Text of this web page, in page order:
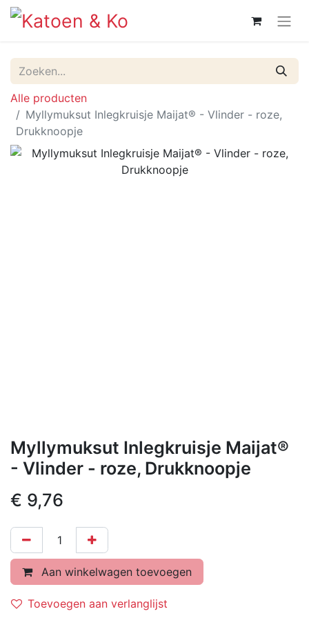
Alle producten
Myllymuksut Inlegkruisje Maijat® - Vlinder - roze,
Drukknoopje
Myllymuksut Inlegkruisje Maijat®
- Vlinder - roze, Drukknoopje
€ 9,76
Aan winkelwagen toevoegen
Toevoegen aan verlanglijst